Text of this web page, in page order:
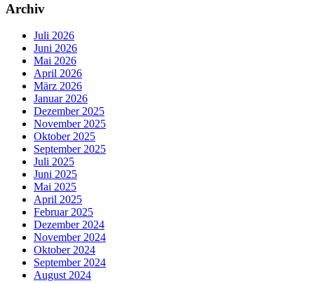
Archiv
Juli 2026
Juni 2026
Mai 2026
April 2026
März 2026
Januar 2026
Dezember 2025
November 2025
Oktober 2025
September 2025
Juli 2025
Juni 2025
Mai 2025
April 2025
Februar 2025
Dezember 2024
November 2024
Oktober 2024
September 2024
August 2024